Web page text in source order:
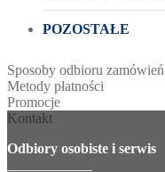
POZOSTAŁE
Sposoby odbioru zamówień
Metody płatności
Promocje
Kontakt
Odbiory osobiste i serwis